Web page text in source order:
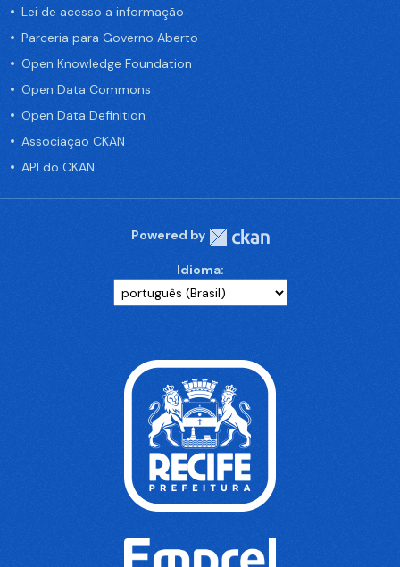
Lei de acesso a informação
Parceria para Governo Aberto
Open Knowledge Foundation
Open Data Commons
Open Data Definition
Associação CKAN
API do CKAN
Powered by
Idioma